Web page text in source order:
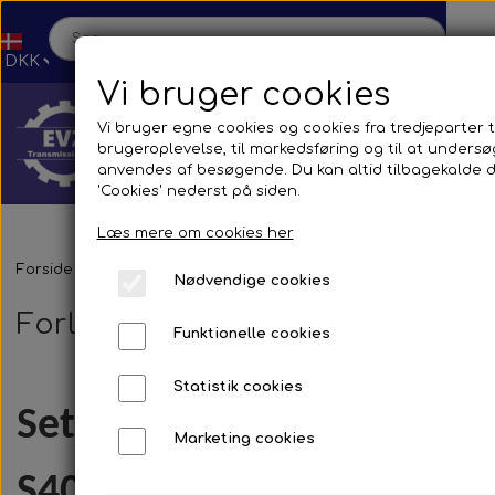
Hjem
Shop
Reservedele
Forside
Forlygter
Setra
Vi bruger cookies
Vi bruger egne cookies og cookies fra tredjeparter
brugeroplevelse, til markedsføring og til at
anvendes af besøgende. Du kan altid tilbagekalde
'Cookies' nederst på siden.
Læs mere om cookies her
Nødvendige cookies
Funktionelle cookies
Statistik cookies
Marketing cookies